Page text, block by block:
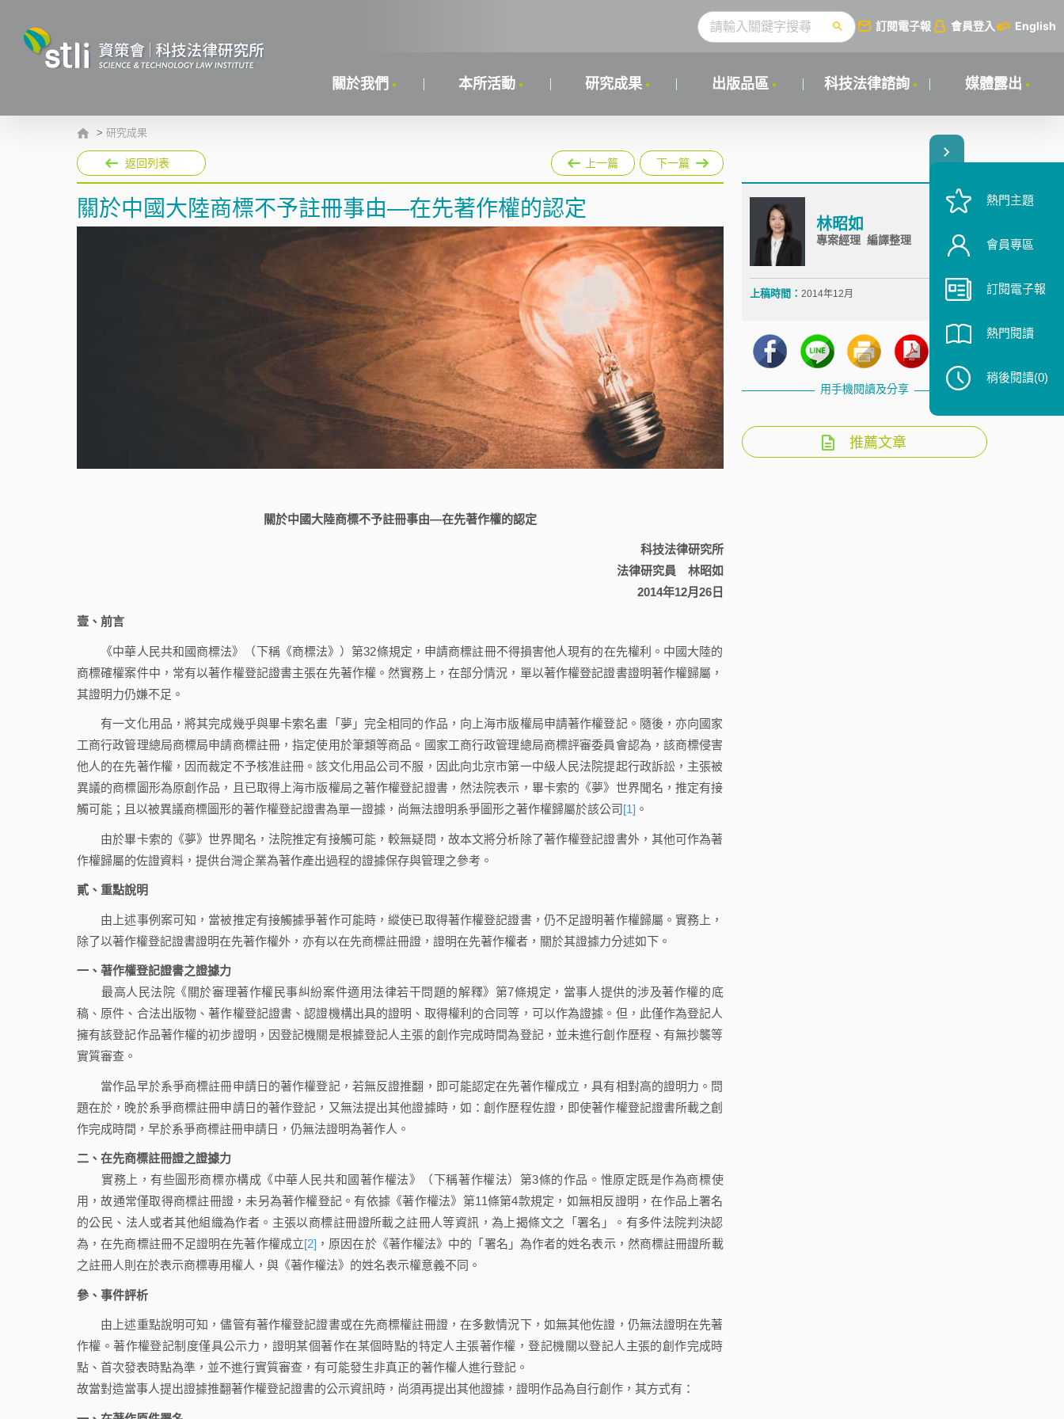
訂閱電子報 會員登入 English
關於我們 本所活動 研究成果 出版品區 科技法律諮詢 媒體露出
> 研究成果
返回列表 上一篇 下一篇
關於中國大陸商標不予註冊事由—在先著作權的認定
關於中國大陸商標不予註冊事由—在先著作權的認定
科技法律研究所
法律研究員 林昭如
2014年12月26日
壹、前言
《中華人民共和國商標法》（下稱《商標法》）第32條規定，申請商標註冊不得損害他人現有的在先權利。中國大陸的
商標確權案件中，常有以著作權登記證書主張在先著作權。然實務上，在部分情況，單以著作權登記證書證明著作權歸屬，
其證明力仍嫌不足。
有一文化用品，將其完成幾乎與畢卡索名畫「夢」完全相同的作品，向上海市版權局申請著作權登記。隨後，亦向國家
工商行政管理總局商標局申請商標註冊，指定使用於筆類等商品。國家工商行政管理總局商標評審委員會認為，該商標侵害
他人的在先著作權，因而裁定不予核准註冊。該文化用品公司不服，因此向北京市第一中級人民法院提起行政訴訟，主張被
異議的商標圖形為原創作品，且已取得上海市版權局之著作權登記證書，然法院表示，畢卡索的《夢》世界聞名，推定有接
觸可能；且以被異議商標圖形的著作權登記證書為單一證據，尚無法證明系爭圖形之著作權歸屬於該公司[1] 。
由於畢卡索的《夢》世界聞名，法院推定有接觸可能，較無疑問，故本文將分析除了著作權登記證書外，其他可作為著
作權歸屬的佐證資料，提供台灣企業為著作產出過程的證據保存與管理之參考。
貳、 重點說明
由上述事例案可知，當被推定有接觸據爭著作可能時，縱使已取得著作權登記證書，仍不足證明著作權歸屬。實務上，
除了以著作權登記證書證明在先著作權外，亦有以在先商標註冊證，證明在先著作權者，關於其證據力分述如下。
一、著作權登記證書之證據力
最高人民法院《關於審理著作權民事糾紛案件適用法律若干問題的解釋》第7條規定，當事人提供的涉及著作權的底
稿、原件、合法出版物、著作權登記證書、認證機構出具的證明、取得權利的合同等，可以作為證據。但，此僅作為登記人
擁有該登記作品著作權的初步證明，因登記機關是根據登記人主張的創作完成時間為登記，並未進行創作歷程、有無抄襲等
實質審查。
當作品早於系爭商標註冊申請日的著作權登記，若無反證推翻，即可能認定在先著作權成立，具有相對高的證明力。問
題在於，晚於系爭商標註冊申請日的著作登記，又無法提出其他證據時，如：創作歷程佐證，即使著作權登記證書所載之創
作完成時間，早於系爭商標註冊申請日，仍無法證明為著作人。
二、在先商標註冊證之證據力
實務上，有些圖形商標亦構成《中華人民共和國著作權法》（下稱著作權法）第3條的作品。惟原定既是作為商標使
用，故通常僅取得商標註冊證，未另為著作權登記。有依據《著作權法》第11條第4款規定，如無相反證明，在作品上署名
的公民、法人或者其他組織為作者。主張以商標註冊證所載之註冊人等資訊，為上揭條文之「署名」。有多件法院判決認
為，在先商標註冊不足證明在先著作權成立[2] ，原因在於《著作權法》中的「署名」為作者的姓名表示，然商標註冊證所載
之註冊人則在於表示商標專用權人，與《著作權法》的姓名表示權意義不同。
參、 事件評析
由上述重點說明可知，儘管有著作權登記證書或在先商標權註冊證，在多數情況下，如無其他佐證，仍無法證明在先著
作權。著作權登記制度僅具公示力，證明某個著作在某個時點的特定人主張著作權，登記機關以登記人主張的創作完成時
點、首次發表時點為準，並不進行實質審查，有可能發生非真正的著作權人進行登記。
故當對造當事人提出證據推翻著作權登記證書的公示資訊時，尚須再提出其他證據，證明作品為自行創作，其方式有：
林昭如
專案經理 編譯整理
上稿時間： 2014年12月
用手機閱讀及分享
推薦文章
熱門主題
會員專區
訂閱電子報
熱門閱讀
稍後閱讀(0)